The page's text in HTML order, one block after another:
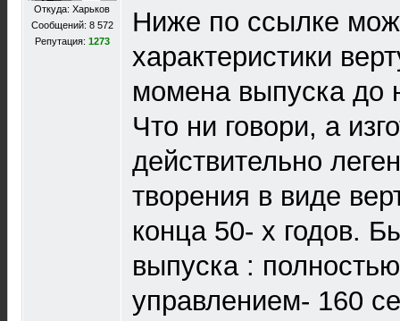
Откуда: Харьков
Сообщений: 8 572
Репутация: 1273
Ниже по ссылке
характеристики
момена выпуска до
Что ни говори, а
действительно
творения в виде
конца 50- х годов.
выпуска :
управлением- 160